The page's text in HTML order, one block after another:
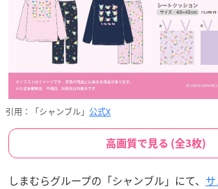
引用：「シャンブル」 公式X
高画質で見る (全3枚)
しまむらグループの「シャンブル」にて、